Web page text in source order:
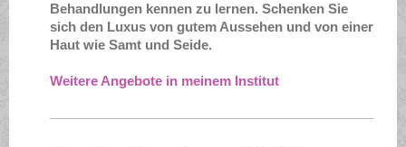
Behandlungen kennen zu lernen. Schenken Sie
sich den Luxus von gutem Aussehen und von einer
Haut wie Samt und Seide.
Weitere Angebote in meinem Institut